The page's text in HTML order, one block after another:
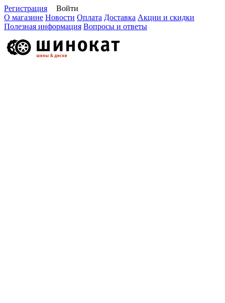
Регистрация
Войти
О магазине Новости Оплата Доставка Акции и скидки
Полезная информация Вопросы и ответы